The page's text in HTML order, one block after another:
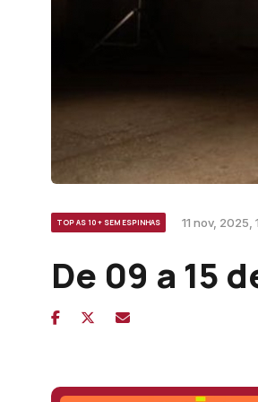
TOP AS 10 + SEM ESPINHAS 11 nov, 2025,
De 09 a 15